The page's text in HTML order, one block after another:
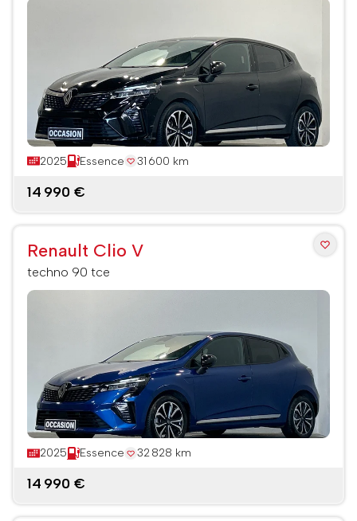
2025 Essence 31 600 km
14 990 €
Renault Clio V
techno 90 tce
2025 Essence 32 828 km
14 990 €